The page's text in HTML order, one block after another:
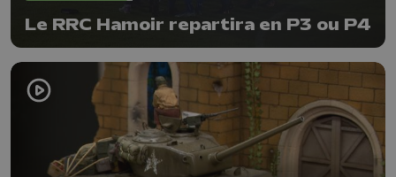
Le RRC Hamoir repartira en P3 ou P4